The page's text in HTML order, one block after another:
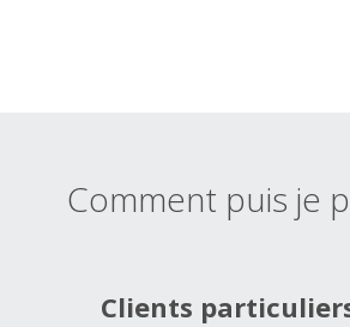
Comment puis je
Clients